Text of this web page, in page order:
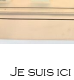
Je suis